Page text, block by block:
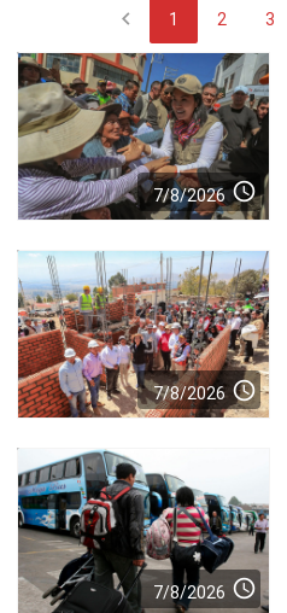
chevron_left 1 2 3
7/8/2026 access_time
7/8/2026 access_time
7/8/2026 access_time